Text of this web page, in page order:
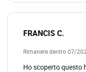
FRANCIS C.
Rimanere dentro 07/
Ho scoperto questo